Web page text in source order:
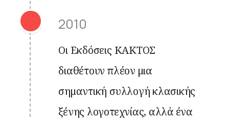
2010
Οι Εκδόσεις ΚΑΚΤΟΣ
διαθέτουν πλέον μια
σημαντική συλλογή κλασικής
ξένης λογοτεχνίας, αλλά ένα